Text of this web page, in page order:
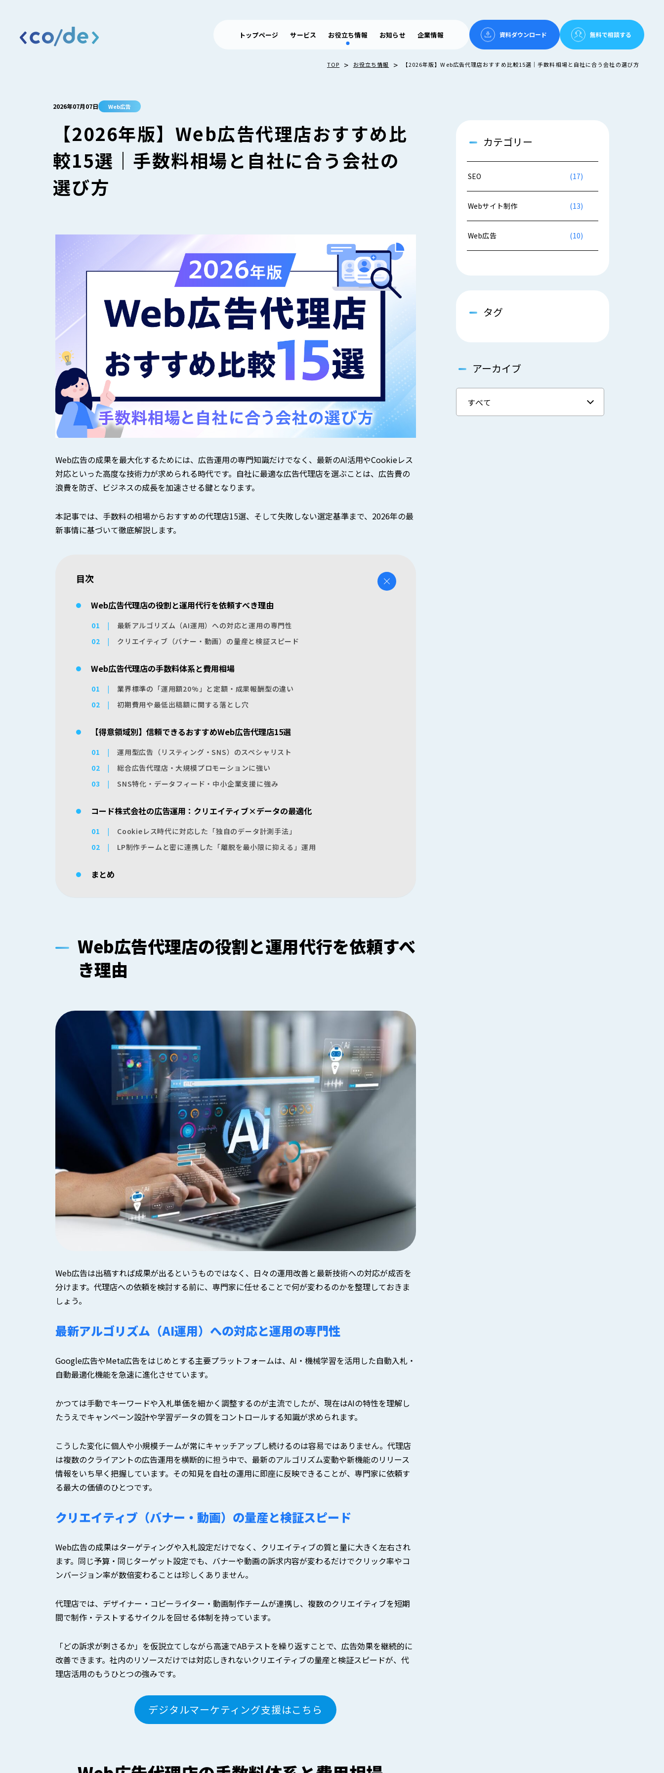
トップページ サービス お役立ち情報 お知らせ 企業情報 資料ダウンロード 無料で相談する
TOP > お役立ち情報 > 【2026年版】Web広告代理店おすすめ比較15選｜手数料相場と自社に合う会社の選び方
2026年07月07日 Web広告
【2026年版】Web広告代理店おすすめ比
較15選｜手数料相場と自社に合う会社の
選び方
Web広告の成果を最大化するためには、広告運用の専門知識だけでなく、最新のAI活用やCookieレス
対応といった高度な技術力が求められる時代です。自社に最適な広告代理店を選ぶことは、広告費の
浪費を防ぎ、ビジネスの成長を加速させる鍵となります。
本記事では、手数料の相場からおすすめの代理店15選、そして失敗しない選定基準まで、2026年の最
新事情に基づいて徹底解説します。
目次
Web広告代理店の役割と運用代行を依頼すべき理由
最新アルゴリズム（AI運用）への対応と運用の専門性
クリエイティブ（バナー・動画）の量産と検証スピード
Web広告代理店の手数料体系と費用相場
業界標準の「運用額20%」と定額・成果報酬型の違い
初期費用や最低出稿額に関する落とし穴
【得意領域別】信頼できるおすすめWeb広告代理店15選
運用型広告（リスティング・SNS）のスペシャリスト
総合広告代理店・大規模プロモーションに強い
SNS特化・データフィード・中小企業支援に強み
コード株式会社の広告運用：クリエイティブ×データの最適化
Cookieレス時代に対応した「独自のデータ計測手法」
LP制作チームと密に連携した「離脱を最小限に抑える」運用
まとめ
Web広告代理店の役割と運用代行を依頼すべ
き理由
Web広告は出稿すれば成果が出るというものではなく、日々の運用改善と最新技術への対応が成否を
分けます。代理店への依頼を検討する前に、専門家に任せることで何が変わるのかを整理しておきま
しょう。
最新アルゴリズム（AI運用）への対応と運用の専門性
Google広告やMeta広告をはじめとする主要プラットフォームは、AI・機械学習を活用した自動入札・
自動最適化機能を急速に進化させています。
かつては手動でキーワードや入札単価を細かく調整するのが主流でしたが、現在はAIの特性を理解し
たうえでキャンペーン設計や学習データの質をコントロールする知識が求められます。
こうした変化に個人や小規模チームが常にキャッチアップし続けるのは容易ではありません。代理店
は複数のクライアントの広告運用を横断的に担う中で、最新のアルゴリズム変動や新機能のリリース
情報をいち早く把握しています。その知見を自社の運用に即座に反映できることが、専門家に依頼す
る最大の価値のひとつです。
クリエイティブ（バナー・動画）の量産と検証スピード
Web広告の成果はターゲティングや入札設定だけでなく、クリエイティブの質と量に大きく左右され
ます。同じ予算・同じターゲット設定でも、バナーや動画の訴求内容が変わるだけでクリック率やコ
ンバージョン率が数倍変わることは珍しくありません。
代理店では、デザイナー・コピーライター・動画制作チームが連携し、複数のクリエイティブを短期
間で制作・テストするサイクルを回せる体制を持っています。
「どの訴求が刺さるか」を仮説立てしながら高速でABテストを繰り返すことで、広告効果を継続的に
改善できます。社内のリソースだけでは対応しきれないクリエイティブの量産と検証スピードが、代
理店活用のもうひとつの強みです。
デジタルマーケティング支援はこちら
カテゴリー
SEO (17)
Webサイト制作 (13)
Web広告 (10)
タグ
アーカイブ